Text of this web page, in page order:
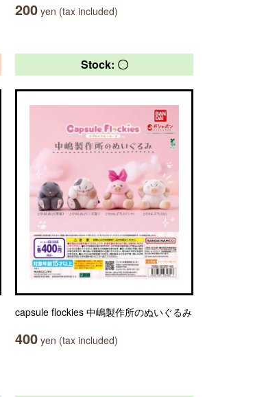
200 yen (tax included)
Stock: 〇
capsule flockies 中嶋製作所のぬいぐるみ
400 yen (tax included)